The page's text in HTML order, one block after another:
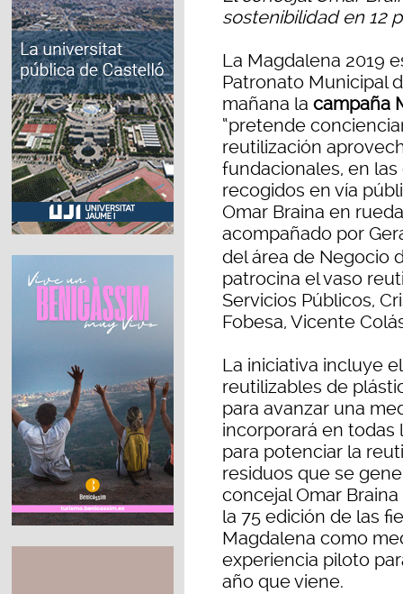
sostenibilidad en 12
La Magdalena 2019
Patronato Municipal
mañana la campaña
“pretende
reutilización
fundacionales, en
recogidos en vía
Omar Braina en
acompañado por
del área de Negocio
patrocina el vaso
Servicios Públicos,
Fobesa, Vicente
La iniciativa incluye
reutilizables de
para avanzar una
incorporará en todas
para potenciar la
residuos que se
concejal Omar
la 75 edición de las
Magdalena como
experiencia piloto
año que viene.